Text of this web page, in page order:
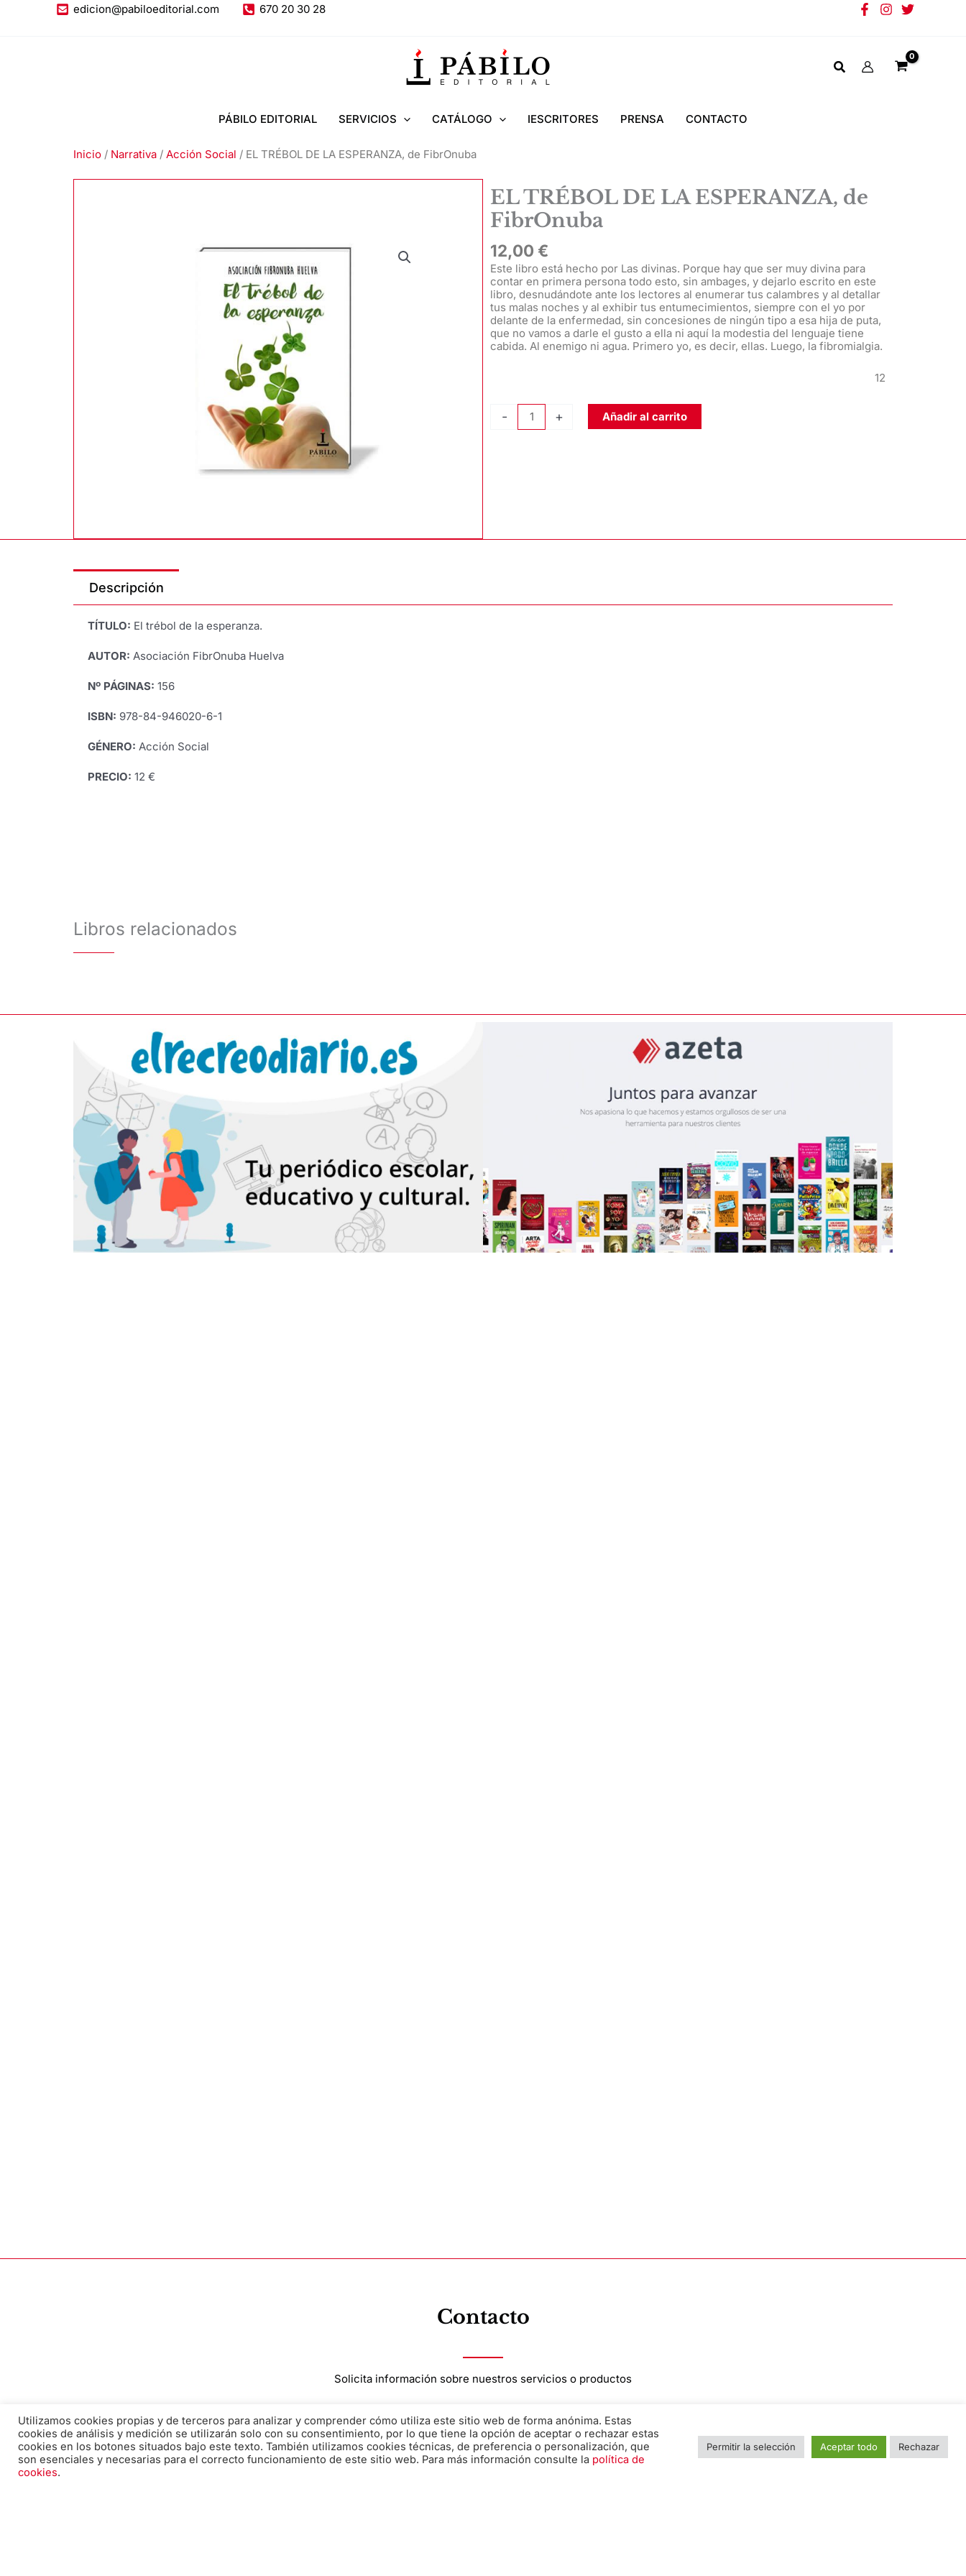
edicion@pabiloeditorial.com 670 20 30 28
PÁBILO EDITORIAL SERVICIOS CATÁLOGO IESCRITORES PRENSA CONTACTO
Inicio / Narrativa / Acción Social / EL TRÉBOL DE LA ESPERANZA, de FibrOnuba
EL TRÉBOL DE LA ESPERANZA, de
FibrOnuba
12,00 €
Este libro está hecho por Las divinas. Porque hay que ser muy divina para
contar en primera persona todo esto, sin ambages, y dejarlo escrito en este
libro, desnudándote ante los lectores al enumerar tus calambres y al detallar
tus malas noches y al exhibir tus entumecimientos, siempre con el yo por
delante de la enfermedad, sin concesiones de ningún tipo a esa hija de puta,
que no vamos a darle el gusto a ella ni aquí la modestia del lenguaje tiene
cabida. Al enemigo ni agua. Primero yo, es decir, ellas. Luego, la fibromialgia.
12
-
TRÉBOL
+ Añadir al carrito
Descripción
TÍTULO: El trébol de la esperanza.
AUTOR: Asociación FibrOnuba Huelva
Nº PÁGINAS: 156
ISBN: 978-84-946020-6-1
GÉNERO: Acción Social
PRECIO: 12 €
Libros relacionados
Contacto
Solicita información sobre nuestros servicios o productos
Correo electrónico:
edicion@pabiloeditorial.com
Nombre * Nombre
Utilizamos cookies propias y de terceros para analizar y comprender cómo utiliza este sitio web de forma anónima. Estas
cookies de análisis y medición se utilizarán solo con su consentimiento, por lo que tiene la opción de aceptar o rechazar estas
cookies en los botones situados bajo este texto. También utilizamos cookies técnicas, de preferencia o personalización, que
son esenciales y necesarias para el correcto funcionamiento de este sitio web. Para más información consulte la política de
cookies.
Permitir la selección Aceptar todo Rechazar